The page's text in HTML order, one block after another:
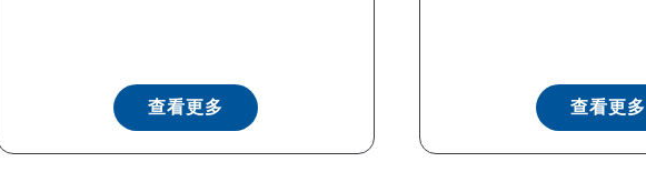
查看更多 查看更多